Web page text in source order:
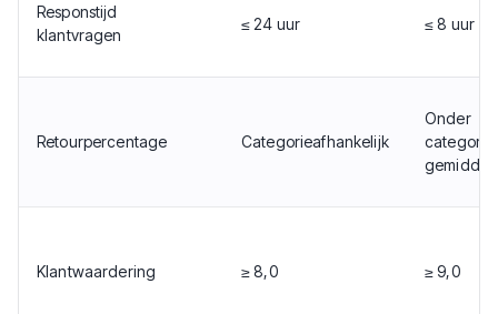
Responstijd
klantvragen
≤ 24 uur ≤ 8 uur
Retourpercentage Categorieafhankelijk
Onder
Klantwaardering ≥ 8,0 ≥ 9,0